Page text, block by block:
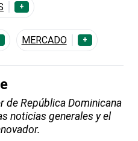
+
MERCADO +
de República Dominicana
noticias generales y el